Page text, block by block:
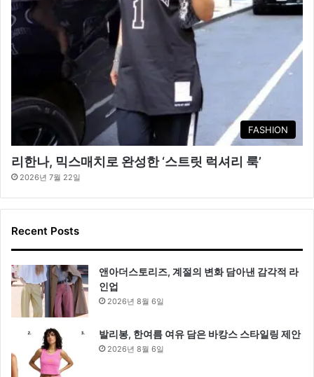
FASHION
리한나, 믹스매치로 완성한 ‘스트릿 럭셔리 룩’
2026년 7월 22일
Recent Posts
앤아더스토리즈, 계절의 변화 담아낸 감각적 라
인업
2026년 8월 6일
발리봉, 한여름 여유 담은 바캉스 스타일링 제안
2026년 8월 6일